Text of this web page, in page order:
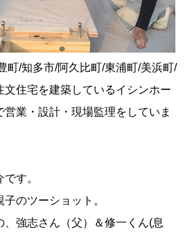
町/知多市/阿久比町/東浦町/美浜町/
文住宅を建築しているイシンホー
営業・設計・現場監理をしていま
す。
のツーショット。
強志さん（父）＆修一くん(息